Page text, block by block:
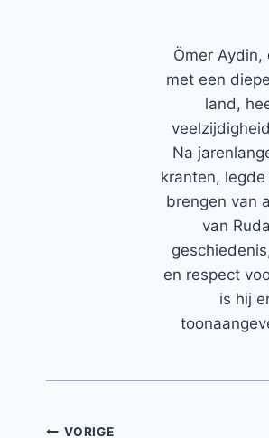
Ömer
met een
land,
Na
kranten,
brengen van
van
en respect
is hij
VORIGE